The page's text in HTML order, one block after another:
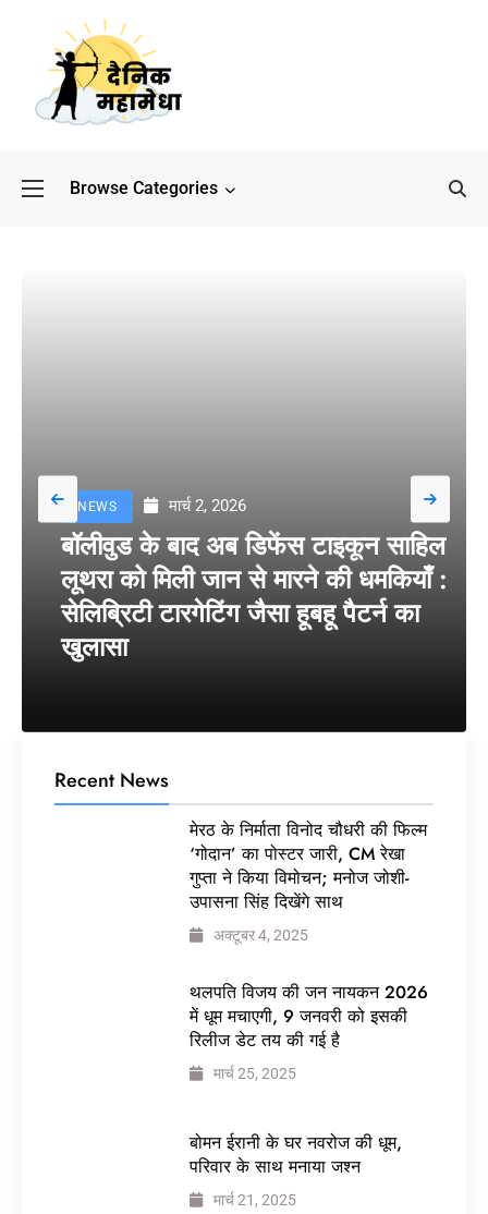
Browse Categories
NEWS मार्च 2, 2026
बॉलीवुड के बाद अब डिफेंस टाइकून साहिल
लूथरा को मिली जान से मारने की धमकियाँ :
सेलिब्रिटी टारगेटिंग जैसा हूबहू पैटर्न का
खुलासा
Recent News
मेरठ के निर्माता विनोद चौधरी की फिल्म
‘गोदान’ का पोस्टर जारी, CM रेखा
गुप्ता ने किया विमोचन; मनोज जोशी-
उपासना सिंह दिखेंगे साथ
अक्टूबर 4, 2025
थलपति विजय की जन नायकन 2026
में धूम मचाएगी, 9 जनवरी को इसकी
रिलीज डेट तय की गई है
मार्च 25, 2025
बोमन ईरानी के घर नवरोज की धूम,
परिवार के साथ मनाया जश्न
मार्च 21, 2025